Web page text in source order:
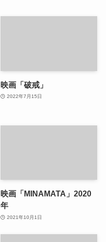
映画「破戒」
2022年7月15日
映画「MINAMATA」2020
年
2021年10月1日